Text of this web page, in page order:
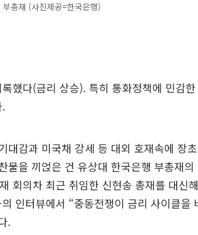
총재 (사진제공=한국은행)
했다(금리 상승). 특히 통화정책에 민감
대감과 미국채 강세 등 대외 호재속에 장
물을 끼얹은 건 유상대 한국은행 부총재
회의차 최근 취임한 신현송 총재를 대신
인터뷰에서 “중동전쟁이 금리 사이클을
.